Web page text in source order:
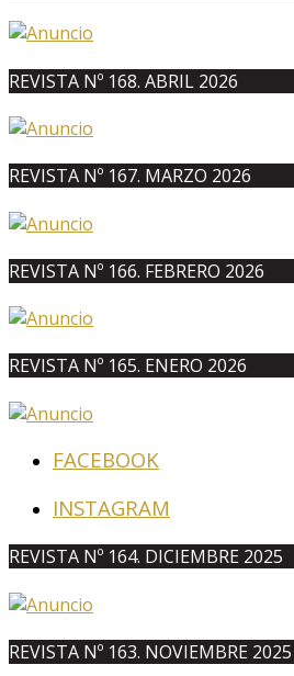
REVISTA Nº 168. ABRIL 2026
REVISTA Nº 167. MARZO 2026
REVISTA Nº 166. FEBRERO 2026
REVISTA Nº 165. ENERO 2026
FACEBOOK
INSTAGRAM
REVISTA Nº 164. DICIEMBRE 2025
REVISTA Nº 163. NOVIEMBRE 2025